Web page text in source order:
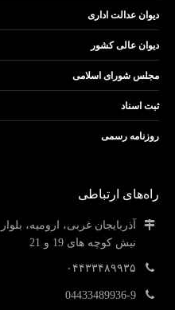
دیوان عدالت اداری
دیوان عالی کشور
مجلس شورای اسلامی
ثبت اسناد
روزنامه رسمی
راه‌های ارتباطی
آذربایجان غربی، ارومیه،
نبش کوچه های 19 و 21
۰۴۴۳۳۴۸۹۹۳۵
04433489936-9